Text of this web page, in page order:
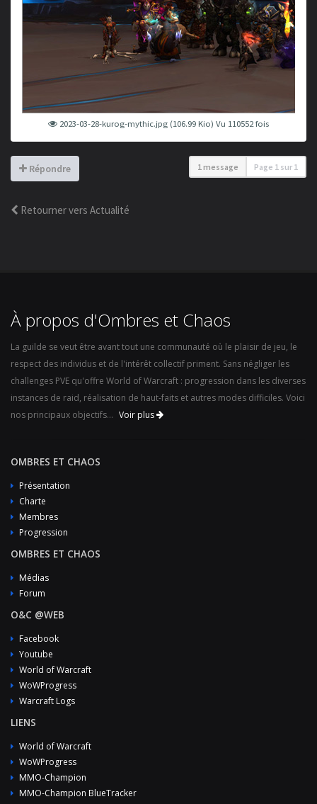
2023-03-28-kurog-mythic.jpg (106.99 Kio) Vu 110552 fois
Répondre 1 message Page 1 sur 1
Retourner vers Actualité
À propos d'Ombres et Chaos
La guilde se veut être avant tout une communauté où le plaisir de jeu, le
respect des individus et de l'intérêt collectif priment. Sans négliger les
challenges PVE qu'offre World of Warcraft : progression dans les diverses
instances de raid, réalisation de haut-faits et autres modes difficiles. Voici
nos principaux objectifs... Voir plus
OMBRES ET CHAOS
Présentation
Charte
Membres
Progression
OMBRES ET CHAOS
Médias
Forum
O&C @WEB
Facebook
Youtube
World of Warcraft
WoWProgress
Warcraft Logs
LIENS
World of Warcraft
WoWProgress
MMO-Champion
MMO-Champion BlueTracker